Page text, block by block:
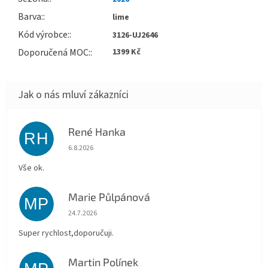
Barva: lime
Kód výrobce: 3126-UJ2646
Doporučená MOC: 1399 Kč
RH René Hanka
Hodnocení obchodu je 5 z 5 hvězdiček.
6.8.2026
Vše ok.
MP Marie Půlpánová
Hodnocení obchodu je 5 z 5 hvězdiček.
24.7.2026
Super rychlost,doporučuji.
Martin Polínek